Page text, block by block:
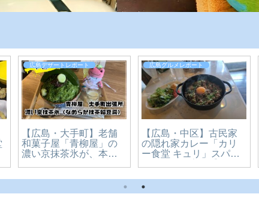
広島デザートレポート
【広島・大手町】老舗
和菓子屋「青柳屋」の
濃い京抹茶氷が、本気
と実食レビュー】
広島グルメレポート
【広島・中区】古民家
の隠れ家カレー「カリ
ー食堂 キュリ」スパイ
ビュー】